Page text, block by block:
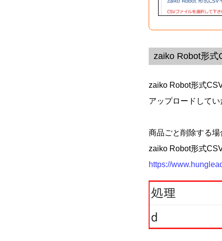
zaiko Robot形式
zaiko Robot形式
アップロードして
商品ごと削除する
zaiko Robot形式
https://